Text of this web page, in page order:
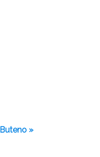
Buteno »